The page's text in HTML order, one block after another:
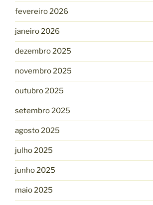
fevereiro 2026
janeiro 2026
dezembro 2025
novembro 2025
outubro 2025
setembro 2025
agosto 2025
julho 2025
junho 2025
maio 2025